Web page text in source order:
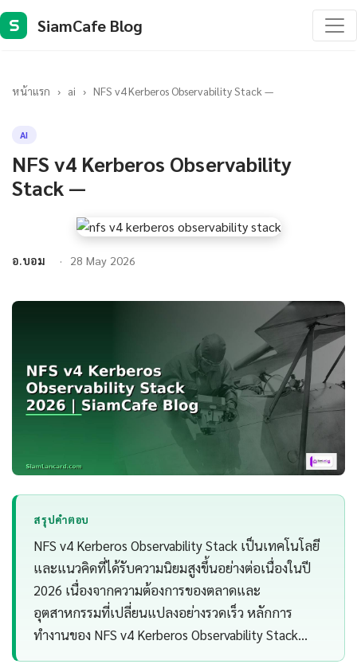
S SiamCafe Blog
หน้าแรก › ai › NFS v4 Kerberos Observability Stack —
AI
NFS v4 Kerberos Observability
Stack —
อ.บอม 28 May 2026
สรุปคำตอบ
NFS v4 Kerberos Observability Stack เป็นเทคโนโลยี
และแนวคิดที่ได้รับความนิยมสูงขึ้นอย่างต่อเนื่องในปี
2026 เนื่องจากความต้องการของตลาดและ
อุตสาหกรรมที่เปลี่ยนแปลงอย่างรวดเร็ว หลักการ
ทำงานของ NFS v4 Kerberos Observability Stack…